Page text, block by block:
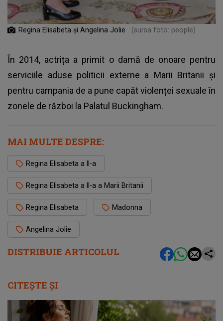
DISTRIBUIE ARTICOLUL
Regina Elisabeta și Angelina Jolie (sursa foto: people)
În 2014, actrița a primit o damă de onoare pentru
serviciile aduse politicii externe a Marii Britanii și
pentru campania de a pune capăt violenței sexuale în
zonele de război la Palatul Buckingham.
MAI MULTE DESPRE:
Regina Elisabeta a II-a
Regina Elisabeta a II-a a Marii Britanii
Regina Elisabeta Madonna
Angelina Jolie
CITEȘTE ȘI